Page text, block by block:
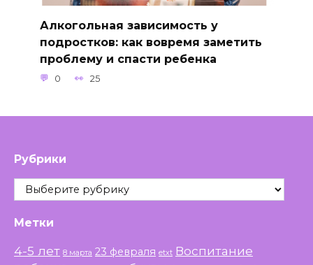
Алкогольная зависимость у
подростков: как вовремя заметить
проблему и спасти ребенка
0 25
Рубрики
Рубрики
Метки
4-5 лет 8 марта 23 февраля etxt Воспитание